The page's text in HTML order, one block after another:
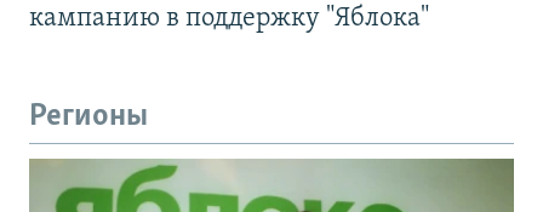
кампанию в поддержку "Яблока"
Регионы